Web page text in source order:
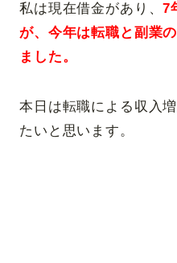
私は現在借金があり、7
が、今年は転職と副業
ました。
本日は転職による収入
たいと思います。